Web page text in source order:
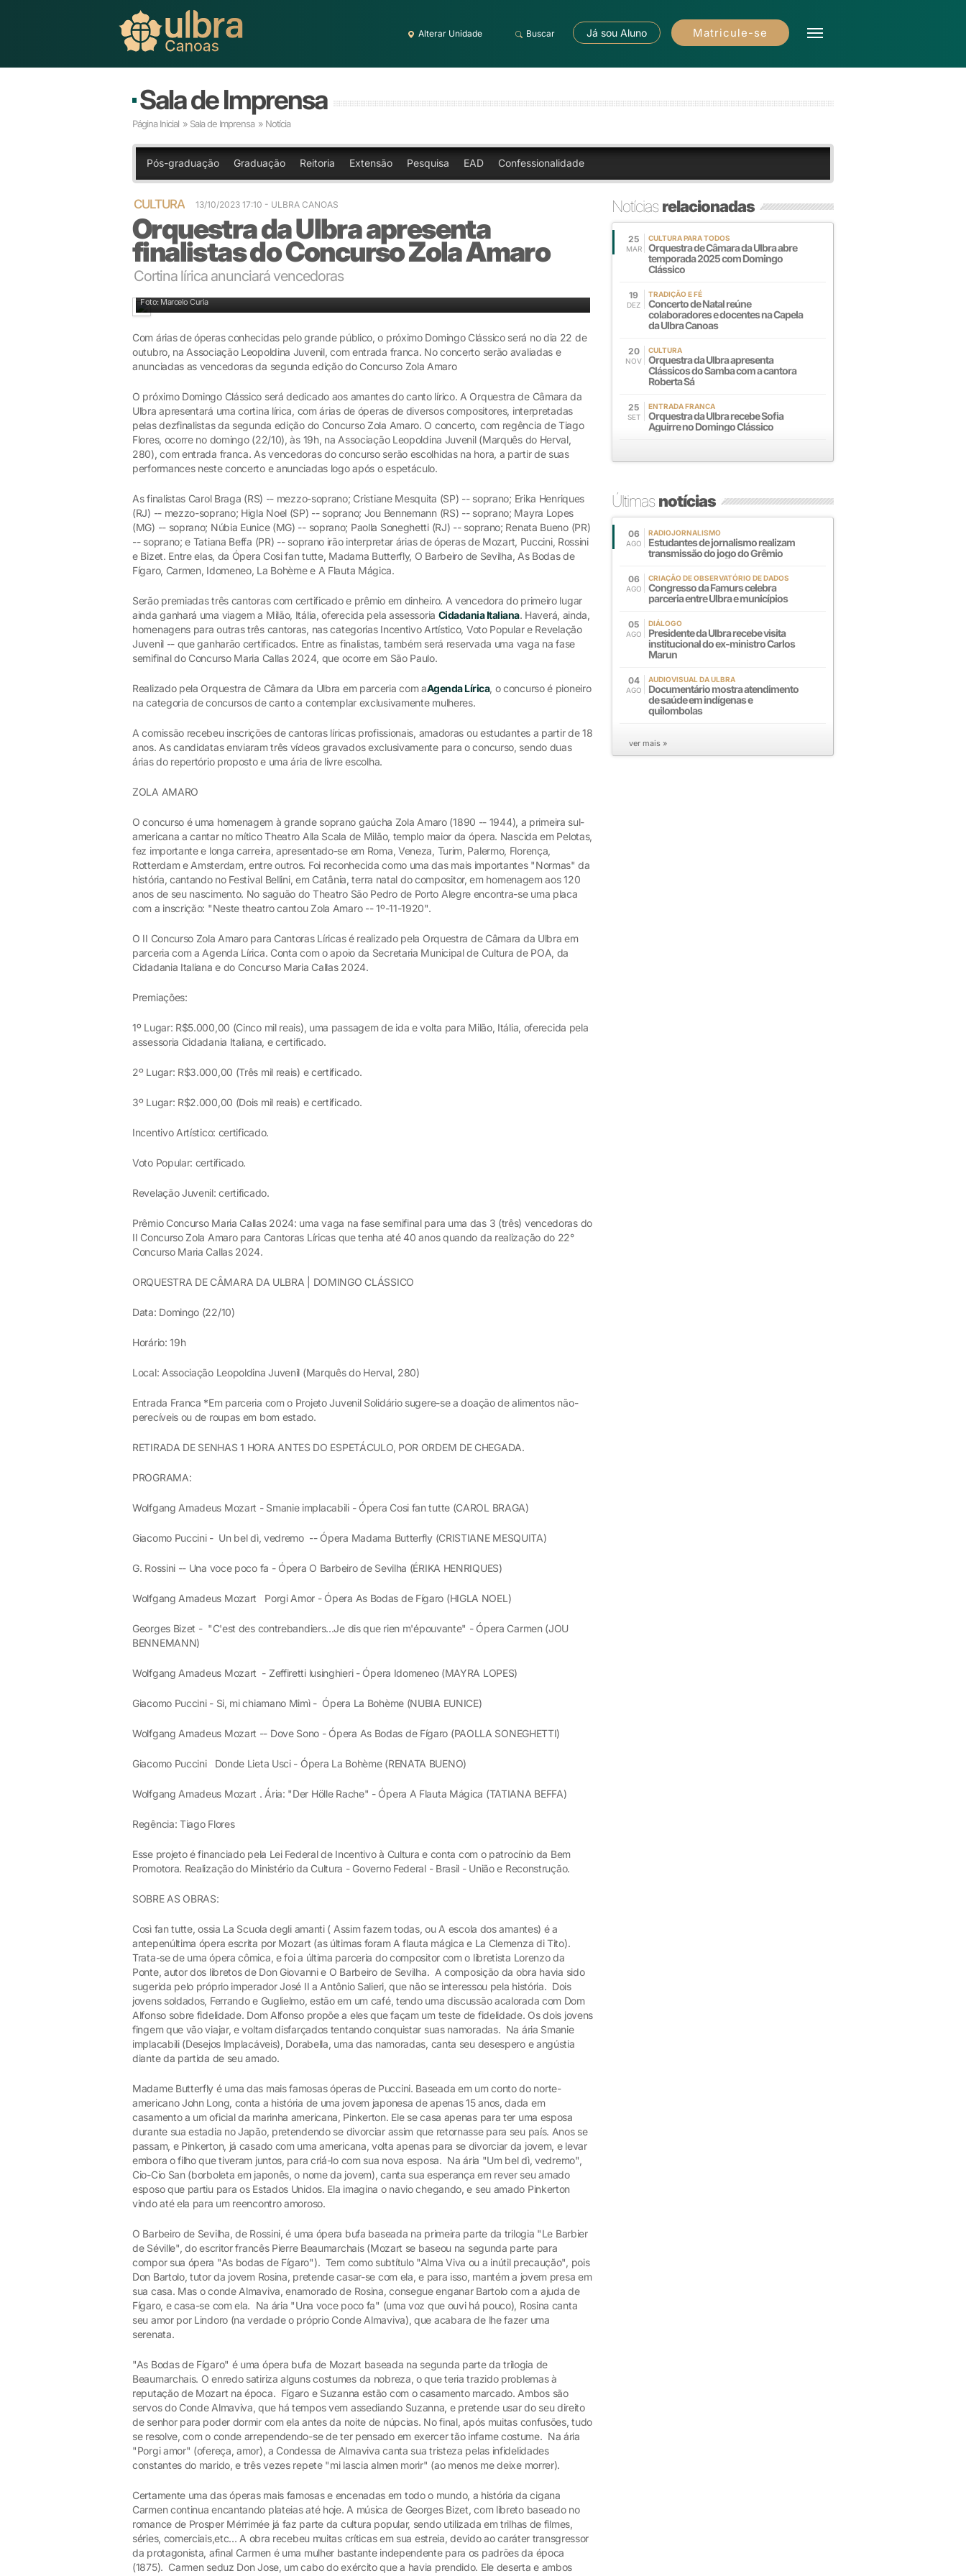
Alterar Unidade Buscar Já sou Aluno Matricule-se
Sala de Imprensa
Página Inicial » Sala de Imprensa » Notícia
Pós-graduação Graduação Reitoria Extensão Pesquisa EAD Confessionalidade
CULTURA 13/10/2023 17:10 - ULBRA CANOAS
Orquestra da Ulbra apresenta
finalistas do Concurso Zola Amaro
Cortina lírica anunciará vencedoras
Foto: Marcelo Curia
Com árias de óperas conhecidas pelo grande público, o próximo Domingo Clássico será no dia 22 de
outubro, na Associação Leopoldina Juvenil, com entrada franca. No concerto serão avaliadas e
anunciadas as vencedoras da segunda edição do Concurso Zola Amaro
O próximo Domingo Clássico será dedicado aos amantes do canto lírico. A Orquestra de Câmara da
Ulbra apresentará uma cortina lírica, com árias de óperas de diversos compositores, interpretadas
pelas dezfinalistas da segunda edição do Concurso Zola Amaro. O concerto, com regência de Tiago
Flores, ocorre no domingo (22/10), às 19h, na Associação Leopoldina Juvenil (Marquês do Herval,
280), com entrada franca. As vencedoras do concurso serão escolhidas na hora, a partir de suas
performances neste concerto e anunciadas logo após o espetáculo.
As finalistas Carol Braga (RS) -- mezzo-soprano; Cristiane Mesquita (SP) -- soprano; Erika Henriques
(RJ) -- mezzo-soprano; Higla Noel (SP) -- soprano; Jou Bennemann (RS) -- soprano; Mayra Lopes
(MG) -- soprano; Núbia Eunice (MG) -- soprano; Paolla Soneghetti (RJ) -- soprano; Renata Bueno (PR)
-- soprano; e Tatiana Beffa (PR) -- soprano irão interpretar árias de óperas de Mozart, Puccini, Rossini
e Bizet. Entre elas, da Ópera Cosi fan tutte, Madama Butterfly, O Barbeiro de Sevilha, As Bodas de
Fígaro, Carmen, Idomeneo, La Bohème e A Flauta Mágica.
Serão premiadas três cantoras com certificado e prêmio em dinheiro. A vencedora do primeiro lugar
ainda ganhará uma viagem a Milão, Itália, oferecida pela assessoria Cidadania Italiana. Haverá, ainda,
homenagens para outras três cantoras, nas categorias Incentivo Artístico, Voto Popular e Revelação
Juvenil -- que ganharão certificados. Entre as finalistas, também será reservada uma vaga na fase
semifinal do Concurso Maria Callas 2024, que ocorre em São Paulo.
Realizado pela Orquestra de Câmara da Ulbra em parceria com aAgenda Lírica, o concurso é pioneiro
na categoria de concursos de canto a contemplar exclusivamente mulheres.
A comissão recebeu inscrições de cantoras líricas profissionais, amadoras ou estudantes a partir de 18
anos. As candidatas enviaram três vídeos gravados exclusivamente para o concurso, sendo duas
árias do repertório proposto e uma ária de livre escolha.
ZOLA AMARO
O concurso é uma homenagem à grande soprano gaúcha Zola Amaro (1890 -- 1944), a primeira sul-
americana a cantar no mítico Theatro Alla Scala de Milão, templo maior da ópera. Nascida em Pelotas,
fez importante e longa carreira, apresentado-se em Roma, Veneza, Turim, Palermo, Florença,
Rotterdam e Amsterdam, entre outros. Foi reconhecida como uma das mais importantes "Normas" da
história, cantando no Festival Bellini, em Catânia, terra natal do compositor, em homenagem aos 120
anos de seu nascimento. No saguão do Theatro São Pedro de Porto Alegre encontra-se uma placa
com a inscrição: "Neste theatro cantou Zola Amaro -- 1º-11-1920".
O II Concurso Zola Amaro para Cantoras Líricas é realizado pela Orquestra de Câmara da Ulbra em
parceria com a Agenda Lírica. Conta com o apoio da Secretaria Municipal de Cultura de POA, da
Cidadania Italiana e do Concurso Maria Callas 2024.
Premiações:
1º Lugar: R$5.000,00 (Cinco mil reais), uma passagem de ida e volta para Milão, Itália, oferecida pela
assessoria Cidadania Italiana, e certificado.
2º Lugar: R$3.000,00 (Três mil reais) e certificado.
3º Lugar: R$2.000,00 (Dois mil reais) e certificado.
Incentivo Artístico: certificado.
Voto Popular: certificado.
Revelação Juvenil: certificado.
Prêmio Concurso Maria Callas 2024: uma vaga na fase semifinal para uma das 3 (três) vencedoras do
II Concurso Zola Amaro para Cantoras Líricas que tenha até 40 anos quando da realização do 22°
Concurso Maria Callas 2024.
ORQUESTRA DE CÂMARA DA ULBRA | DOMINGO CLÁSSICO
Data: Domingo (22/10)
Horário: 19h
Local: Associação Leopoldina Juvenil (Marquês do Herval, 280)
Entrada Franca *Em parceria com o Projeto Juvenil Solidário sugere-se a doação de alimentos não-
perecíveis ou de roupas em bom estado.
RETIRADA DE SENHAS 1 HORA ANTES DO ESPETÁCULO, POR ORDEM DE CHEGADA.
PROGRAMA:
Wolfgang Amadeus Mozart - Smanie implacabili - Ópera Cosi fan tutte (CAROL BRAGA)
Giacomo Puccini - Un bel dì, vedremo -- Ópera Madama Butterfly (CRISTIANE MESQUITA)
G. Rossini -- Una voce poco fa - Ópera O Barbeiro de Sevilha (ÉRIKA HENRIQUES)
Wolfgang Amadeus Mozart Porgi Amor - Ópera As Bodas de Fígaro (HIGLA NOEL)
Georges Bizet - "C'est des contrebandiers...Je dis que rien m'épouvante" - Ópera Carmen (JOU
BENNEMANN)
Wolfgang Amadeus Mozart - Zeffiretti lusinghieri - Ópera Idomeneo (MAYRA LOPES)
Giacomo Puccini - Si, mi chiamano Mimì - Ópera La Bohème (NUBIA EUNICE)
Wolfgang Amadeus Mozart -- Dove Sono - Ópera As Bodas de Fígaro (PAOLLA SONEGHETTI)
Giacomo Puccini Donde Lieta Usci - Ópera La Bohème (RENATA BUENO)
Wolfgang Amadeus Mozart . Ária: "Der Hölle Rache" - Ópera A Flauta Mágica (TATIANA BEFFA)
Regência: Tiago Flores
Esse projeto é financiado pela Lei Federal de Incentivo à Cultura e conta com o patrocínio da Bem
Promotora. Realização do Ministério da Cultura - Governo Federal - Brasil - União e Reconstrução.
SOBRE AS OBRAS:
Così fan tutte, ossia La Scuola degli amanti ( Assim fazem todas, ou A escola dos amantes) é a
antepenúltima ópera escrita por Mozart (as últimas foram A flauta mágica e La Clemenza di Tito).
Trata-se de uma ópera cômica, e foi a última parceria do compositor com o libretista Lorenzo da
Ponte, autor dos libretos de Don Giovanni e O Barbeiro de Sevilha. A composição da obra havia sido
sugerida pelo próprio imperador José II a Antônio Salieri, que não se interessou pela história. Dois
jovens soldados, Ferrando e Guglielmo, estão em um café, tendo uma discussão acalorada com Dom
Alfonso sobre fidelidade. Dom Alfonso propõe a eles que façam um teste de fidelidade. Os dois jovens
fingem que vão viajar, e voltam disfarçados tentando conquistar suas namoradas. Na ária Smanie
implacabili (Desejos Implacáveis), Dorabella, uma das namoradas, canta seu desespero e angústia
diante da partida de seu amado.
Madame Butterfly é uma das mais famosas óperas de Puccini. Baseada em um conto do norte-
americano John Long, conta a história de uma jovem japonesa de apenas 15 anos, dada em
casamento a um oficial da marinha americana, Pinkerton. Ele se casa apenas para ter uma esposa
durante sua estadia no Japão, pretendendo se divorciar assim que retornasse para seu país. Anos se
passam, e Pinkerton, já casado com uma americana, volta apenas para se divorciar da jovem, e levar
embora o filho que tiveram juntos, para criá-lo com sua nova esposa. Na ária "Um bel dì, vedremo",
Cio-Cio San (borboleta em japonês, o nome da jovem), canta sua esperança em rever seu amado
esposo que partiu para os Estados Unidos. Ela imagina o navio chegando, e seu amado Pinkerton
vindo até ela para um reencontro amoroso.
O Barbeiro de Sevilha, de Rossini, é uma ópera bufa baseada na primeira parte da trilogia "Le Barbier
de Séville", do escritor francês Pierre Beaumarchais (Mozart se baseou na segunda parte para
compor sua ópera "As bodas de Fígaro"). Tem como subtítulo "Alma Viva ou a inútil precaução", pois
Don Bartolo, tutor da jovem Rosina, pretende casar-se com ela, e para isso, mantém a jovem presa em
sua casa. Mas o conde Almaviva, enamorado de Rosina, consegue enganar Bartolo com a ajuda de
Fígaro, e casa-se com ela. Na ária "Una voce poco fa" (uma voz que ouvi há pouco), Rosina canta
seu amor por Lindoro (na verdade o próprio Conde Almaviva), que acabara de lhe fazer uma
serenata.
"As Bodas de Fígaro" é uma ópera bufa de Mozart baseada na segunda parte da trilogia de
Beaumarchais. O enredo satiriza alguns costumes da nobreza, o que teria trazido problemas à
reputação de Mozart na época. Fígaro e Suzanna estão com o casamento marcado. Ambos são
servos do Conde Almaviva, que há tempos vem assediando Suzanna, e pretende usar do seu direito
de senhor para poder dormir com ela antes da noite de núpcias. No final, após muitas confusões, tudo
se resolve, com o conde arrependendo-se de ter pensado em exercer tão infame costume. Na ária
"Porgi amor" (ofereça, amor), a Condessa de Almaviva canta sua tristeza pelas infidelidades
constantes do marido, e três vezes repete "mi lascia almen morir" (ao menos me deixe morrer).
Certamente uma das óperas mais famosas e encenadas em todo o mundo, a história da cigana
Carmen continua encantando plateias até hoje. A música de Georges Bizet, com libreto baseado no
romance de Prosper Mérrimée já faz parte da cultura popular, sendo utilizada em trilhas de filmes,
séries, comerciais,etc... A obra recebeu muitas críticas em sua estreia, devido ao caráter transgressor
da protagonista, afinal Carmen é uma mulher bastante independente para os padrões da época
(1875). Carmen seduz Don Jose, um cabo do exército que a havia prendido. Ele deserta e ambos
Notíciasrelacionadas
25
MAR
CULTURA PARA TODOS
Orquestra de Câmara da Ulbra abre
temporada 2025 com Domingo
Clássico
19
DEZ
TRADIÇÃO E FÉ
Concerto de Natal reúne
colaboradores e docentes na Capela
da Ulbra Canoas
20
NOV
CULTURA
Orquestra da Ulbra apresenta
Clássicos do Samba com a cantora
Roberta Sá
25
SET
ENTRADA FRANCA
Orquestra da Ulbra recebe Sofia
Aguirre no Domingo Clássico
Últimasnotícias
06
AGO
RADIOJORNALISMO
Estudantes de jornalismo realizam
transmissão do jogo do Grêmio
06
AGO
CRIAÇÃO DE OBSERVATÓRIO DE DADOS
Congresso da Famurs celebra
parceria entre Ulbra e municípios
05
AGO
DIÁLOGO
Presidente da Ulbra recebe visita
institucional do ex-ministro Carlos
Marun
04
AGO
AUDIOVISUAL DA ULBRA
Documentário mostra atendimento
de saúde em indígenas e
quilombolas
ver mais »